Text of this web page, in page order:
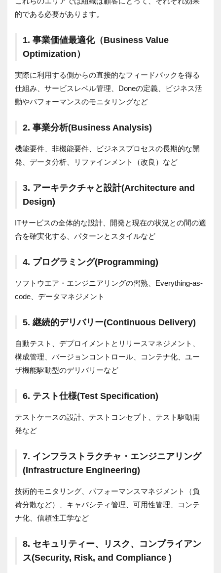
的である必要があります。
1. 事業価値最適化（Business Value
Optimization）
実際に利用する側からの直接的なフィードバックを得る
仕組み、サービスレベル管理、Doneの定義、ビジネス活
動やパフォーマンスのモニタリングなど
2. 事業分析(Business Analysis)
機能要件、非機能要件、ビジネスプロセスの長期的な開
発、データ分析、リファインメント（改良）など
3. アーキテクチャと設計(Architecture and
Design)
ITサービスの全体的な設計、開発と現在の状況との間の適
合を確実化する、パターンとスタイルなど
4. プログラミング(Programming)
ソフトウエア・エンジニアリングの習熟、Everything-as-
code、データマネジメント
5. 継続的デリバリー(Continuous Delivery)
自動テスト、デプロイメントとリリースマネジメント、
構成管理、バージョンコントロール、コンテナ化、ユー
ザ機能駆動型のデリバリーなど
6. テスト仕様(Test Specification)
テストケースの設計、テストコンセプト、テスト駆動開
発など
7. インフラストラクチャ・エンジニアリング
(Infrastructure Engineering)
技術的モニタリング、パフォーマンスマネジメント（負
荷分散など）、キャパシティ管理、可用性管理、コンテ
ナ化、信頼性工学など
8. セキュリティー、リスク、コンプライアン
ス(Security, Risk, and Compliance )